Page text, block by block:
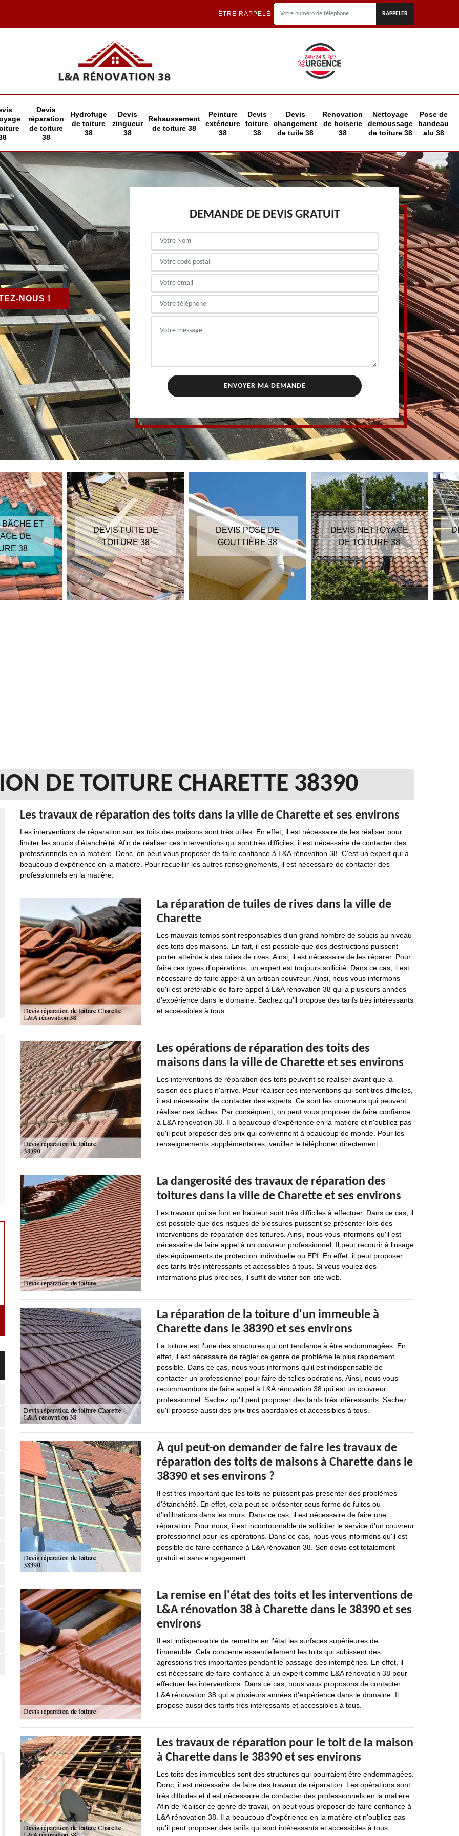
ÊTRE RAPPELÉ
Devis
réparation
de toiture
38
Hydrofuge
de toiture
38
Devis
zingueur
38
Rehaussement
de toiture 38
Peinture
extérieure
38
Devis
toiture
38
Devis
changement
de tuile 38
Renovation
de boiserie
38
Nettoyage
demoussage
de toiture 38
Pose de
bandeau
alu 38
NOUS !
DEMANDE DE DEVIS GRATUIT
BÂCHE ET
DE
38
DEVIS FUITE DE
TOITURE 38
DEVIS POSE DE
GOUTTIÈRE 38
DEVIS NETTOYAGE
DE TOITURE 38
DE TOITURE CHARETTE 38390
Les travaux de réparation des toits dans la ville de Charette et ses environs
Les interventions de réparation sur les toits des maisons sont très utiles. En effet, il est nécessaire de les réaliser pour
limiter les soucis d'étanchéité. Afin de réaliser ces interventions qui sont très difficiles, il est nécessaire de contacter des
professionnels en la matière. Donc, on peut vous proposer de faire confiance à L&A rénovation 38. C'est un expert qui a
beaucoup d'expérience en la matière. Pour recueillir les autres renseignements, il est nécessaire de contacter des
professionnels en la matière.
La réparation de tuiles de rives dans la ville de
Charette
Les mauvais temps sont responsables d'un grand nombre de soucis au niveau
des toits des maisons. En fait, il est possible que des destructions puissent
porter atteinte à des tuiles de rives. Ainsi, il est nécessaire de les réparer. Pour
faire ces types d'opérations, un expert est toujours sollicité. Dans ce cas, il est
nécessaire de faire appel à un artisan couvreur. Ainsi, nous vous informons
qu'il est préférable de faire appel à L&A rénovation 38 qui a plusieurs années
d'expérience dans le domaine. Sachez qu'il propose des tarifs très intéressants
et accessibles à tous.
Les opérations de réparation des toits des
maisons dans la ville de Charette et ses environs
Les interventions de réparation des toits peuvent se réaliser avant que la
saison des pluies n'arrive. Pour réaliser ces interventions qui sont très difficiles,
il est nécessaire de contacter des experts. Ce sont les couvreurs qui peuvent
réaliser ces tâches. Par conséquent, on peut vous proposer de faire confiance
à L&A rénovation 38. Il a beaucoup d'expérience en la matière et n'oubliez pas
qu'il peut proposer des prix qui conviennent à beaucoup de monde. Pour les
renseignements supplémentaires, veuillez le téléphoner directement.
La dangerosité des travaux de réparation des
toitures dans la ville de Charette et ses environs
Les travaux qui se font en hauteur sont très difficiles à effectuer. Dans ce cas, il
est possible que des risques de blessures puissent se présenter lors des
interventions de réparation des toitures. Ainsi, nous vous informons qu'il est
nécessaire de faire appel à un couvreur professionnel. Il peut recourir à l'usage
des équipements de protection individuelle ou EPI. En effet, il peut proposer
des tarifs très intéressants et accessibles à tous. Si vous voulez des
informations plus précises, il suffit de visiter son site web.
La réparation de la toiture d'un immeuble à
Charette dans le 38390 et ses environs
La toiture est l'une des structures qui ont tendance à être endommagées. En
effet, il est nécessaire de régler ce genre de problème le plus rapidement
possible. Dans ce cas, nous vous informons qu'il est indispensable de
contacter un professionnel pour faire de telles opérations. Ainsi, nous vous
recommandons de faire appel à L&A rénovation 38 qui est un couvreur
professionnel. Sachez qu'il peut proposer des tarifs très intéressants. Sachez
qu'il propose aussi des prix très abordables et accessibles à tous.
À qui peut-on demander de faire les travaux de
réparation des toits de maisons à Charette dans le
38390 et ses environs ?
Il est très important que les toits ne puissent pas présenter des problèmes
d'étanchéité. En effet, cela peut se présenter sous forme de fuites ou
d'infiltrations dans les murs. Dans ce cas, il est nécessaire de faire une
réparation. Pour nous, il est incontournable de solliciter le service d'un couvreur
professionnel pour les opérations. Dans ce cas, nous vous informons qu'il est
possible de faire confiance à L&A rénovation 38. Son devis est totalement
gratuit et sans engagement.
La remise en l'état des toits et les interventions de
L&A rénovation 38 à Charette dans le 38390 et ses
environs
Il est indispensable de remettre en l'état les surfaces supérieures de
l'immeuble. Cela concerne essentiellement les toits qui subissent des
agressions très importantes pendant le passage des intempéries. En effet, il
est nécessaire de faire confiance à un expert comme L&A rénovation 38 pour
effectuer les interventions. Dans ce cas, nous vous proposons de contacter
L&A rénovation 38 qui a plusieurs années d'expérience dans le domaine. Il
propose aussi des tarifs très intéressants et accessibles à tous.
Les travaux de réparation pour le toit de la maison
à Charette dans le 38390 et ses environs
Les toits des immeubles sont des structures qui pourraient être endommagées.
Donc, il est nécessaire de faire des travaux de réparation. Les opérations sont
très difficiles et il est nécessaire de contacter des professionnels en la matière.
Afin de réaliser ce genre de travail, on peut vous proposer de faire confiance à
L&A rénovation 38. Il a beaucoup d'expérience en la matière et n'oubliez pas
qu'il peut proposer des tarifs qui sont intéressants et accessibles à tous.